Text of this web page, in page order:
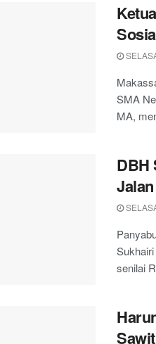
SMA
MA,
DBH
senilai